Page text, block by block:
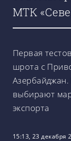
МТК
Первая
шрота с
Азербайджан.
выбирают
экспорта
15:13, 23 декабря